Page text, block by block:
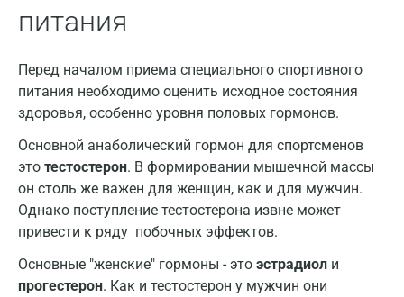
питания
Перед началом приема специального спортивного
питания необходимо оценить исходное состояния
здоровья, особенно уровня половых гормонов.
Основной анаболический гормон для спортсменов
это тестостерон. В формировании мышечной массы
он столь же важен для женщин, как и для мужчин.
Однако поступление тестостерона извне может
привести к ряду побочных эффектов.
Основные "женские" гормоны - это эстрадиол и
прогестерон. Как и тестостерон у мужчин они
Красногорск
Краснодар
Красноярск
Курск
Лабинск
Липецк
Лобня